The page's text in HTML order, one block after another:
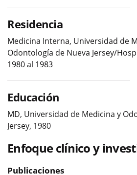
Residencia
Medicina Interna, Universidad de
Odontología de Nueva Jersey/
1980 al 1983
Educación
MD, Universidad de Medicina y
Jersey, 1980
Enfoque clínico y
Publicaciones